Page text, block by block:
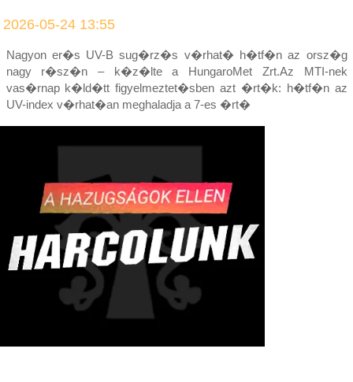
2026-05-24 13:55
Nagyon er�s UV-B sug�rz�s v�rhat� h�tf�n az orsz�g
nagy r�sz�n – k�z�lte a HungaroMet Zrt.Az MTI-nek
vas�rnap k�ld�tt figyelmeztet�sben azt �rt�k: h�tf�n az
UV-index v�rhat�an meghaladja a 7-es �rt�